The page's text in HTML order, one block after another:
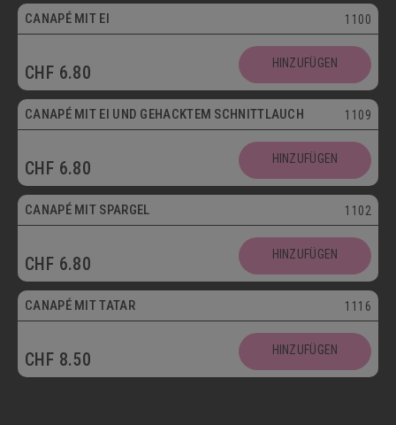
CANAPÉ MIT EI 1100
CHF 6.80 HINZUFÜGEN
Vegetarisch
CANAPÉ MIT EI UND GEHACKTEM SCHNITTLAUCH 1109
CHF 6.80 HINZUFÜGEN
CANAPÉ MIT SPARGEL 1102
CHF 6.80 HINZUFÜGEN
CANAPÉ MIT TATAR 1116
CHF 8.50 HINZUFÜGEN